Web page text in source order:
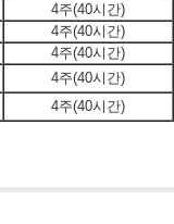
4주(40시간)
4주(40시간)
4주(40시간)
4주(40시간)
4주(40시간)